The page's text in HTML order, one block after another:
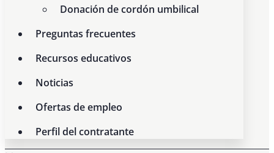
Donación de cordón umbilical
Preguntas frecuentes
Recursos educativos
Noticias
Ofertas de empleo
Perfil del contratante